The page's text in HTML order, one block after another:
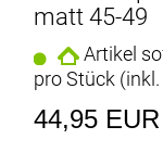
matt 45-49
Artikel
pro Stück
44,95 EUR